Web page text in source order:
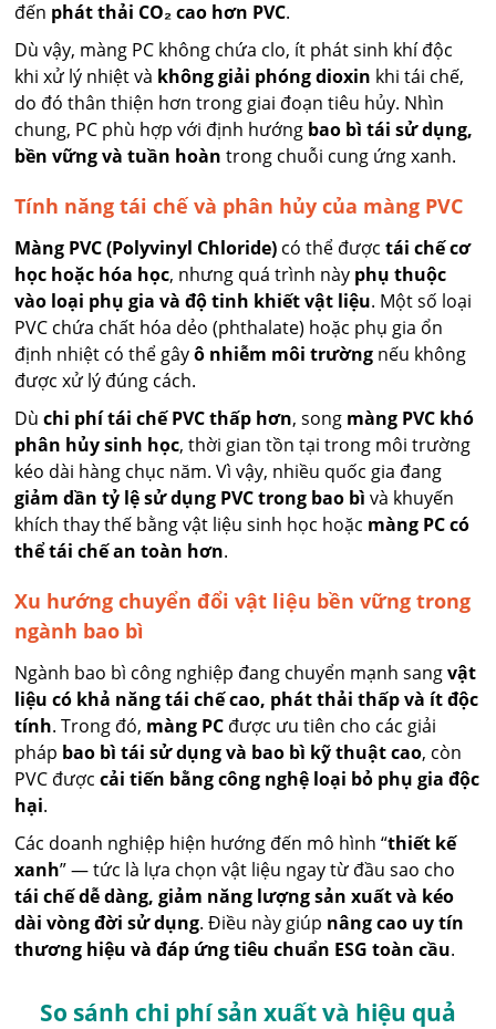
đến phát thải CO₂ cao hơn PVC.
Dù vậy, màng PC không chứa clo, ít phát sinh khí độc
khi xử lý nhiệt và không giải phóng dioxin khi tái chế,
do đó thân thiện hơn trong giai đoạn tiêu hủy. Nhìn
chung, PC phù hợp với định hướng bao bì tái sử dụng,
bền vững và tuần hoàn trong chuỗi cung ứng xanh.
Tính năng tái chế và phân hủy của màng PVC
Màng PVC (Polyvinyl Chloride) có thể đượctái chế cơ
học hoặc hóa học, nhưng quá trình này phụ thuộc
vào loại phụ gia và độ tinh khiết vật liệu. Một số loại
PVC chứa chất hóa dẻo (phthalate) hoặc phụ gia ổn
định nhiệt có thể gâyô nhiễm môi trường nếu không
được xử lý đúng cách.
Dùchi phí tái chế PVC thấp hơn, song màng PVC khó
phân hủy sinh học, thời gian tồn tại trong môi trường
kéo dài hàng chục năm. Vì vậy, nhiều quốc gia đang
giảm dần tỷ lệ sử dụng PVC trong bao bì và khuyến
khích thay thế bằng vật liệu sinh học hoặc màng PC có
thể tái chế an toàn hơn.
Xu hướng chuyển đổi vật liệu bền vững trong
ngành bao bì
Ngành bao bì công nghiệp đang chuyển mạnh sangvật
liệu có khả năng tái chế cao, phát thải thấp và ít độc
tính. Trong đó, màng PC được ưu tiên cho các giải
pháp bao bì tái sử dụng và bao bì kỹ thuật cao, còn
PVC đượccải tiến bằng công nghệ loại bỏ phụ gia độc
hại.
Các doanh nghiệp hiện hướng đến mô hình “thiết kế
xanh” — tức là lựa chọn vật liệu ngay từ đầu sao cho
tái chế dễ dàng, giảm năng lượng sản xuất và kéo
dài vòng đời sử dụng. Điều này giúp nâng cao uy tín
thương hiệu và đáp ứng tiêu chuẩn ESG toàn cầu.
So sánh chi phí sản xuất và hiệu quả